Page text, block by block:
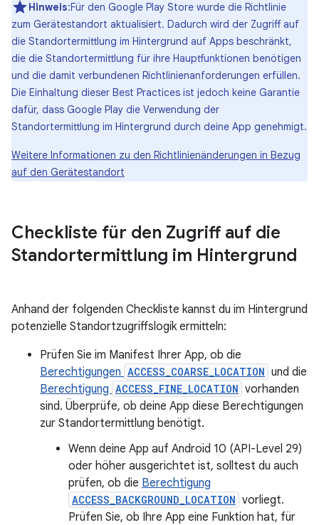
Hinweis:Für den Google Play Store wurde die Richtlinie
zum Gerätestandort aktualisiert. Dadurch wird der Zugriff auf
die Standortermittlung im Hintergrund auf Apps beschränkt,
die die Standortermittlung für ihre Hauptfunktionen benötigen
und die damit verbundenen Richtlinienanforderungen erfüllen.
Die Einhaltung dieser Best Practices ist jedoch keine Garantie
dafür, dass Google Play die Verwendung der
Standortermittlung im Hintergrund durch deine App genehmigt.
Weitere Informationen zu den Richtlinienänderungen in Bezug
auf den Gerätestandort
Checkliste für den Zugriff auf die
Standortermittlung im Hintergrund
Anhand der folgenden Checkliste kannst du im Hintergrund
potenzielle Standortzugriffslogik ermitteln:
Prüfen Sie im Manifest Ihrer App, ob die
Berechtigungen ACCESS_COARSE_LOCATION und die
Berechtigung ACCESS_FINE_LOCATION vorhanden
sind. Überprüfe, ob deine App diese Berechtigungen
zur Standortermittlung benötigt.
Wenn deine App auf Android 10 (API-Level 29)
oder höher ausgerichtet ist, solltest du auch
prüfen, ob die Berechtigung
ACCESS_BACKGROUND_LOCATION vorliegt.
Prüfen Sie, ob Ihre App eine Funktion hat, für